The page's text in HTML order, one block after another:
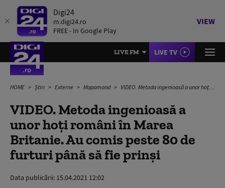
Digi24
m.digi24.ro
FREE - In Google Play
VIEW
LIVE FM LIVE TV
HOME Știri Externe Mapamond VIDEO. Metoda ingenioasă a unor hoți români în Marea Britanie. Au comis peste 80 de furturi până să fie prinși
VIDEO. Metoda ingenioasă a
unor hoți români în Marea
Britanie. Au comis peste 80 de
furturi până să fie prinși
Data publicării: 15.04.2021 12:02